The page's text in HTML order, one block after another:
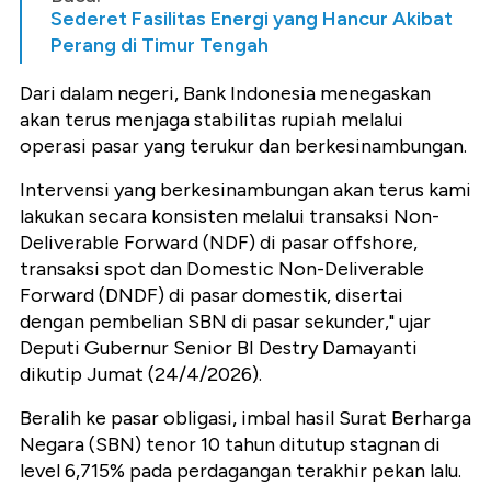
Sederet Fasilitas Energi yang Hancur Akibat
Perang di Timur Tengah
Dari dalam negeri, Bank Indonesia menegaskan
akan terus menjaga stabilitas rupiah melalui
operasi pasar yang terukur dan berkesinambungan.
Intervensi yang berkesinambungan akan terus kami
lakukan secara konsisten melalui transaksi Non-
Deliverable Forward (NDF) di pasar offshore,
transaksi spot dan Domestic Non-Deliverable
Forward (DNDF) di pasar domestik, disertai
dengan pembelian SBN di pasar sekunder," ujar
Deputi Gubernur Senior BI Destry Damayanti
dikutip Jumat (24/4/2026).
Beralih ke pasar obligasi, imbal hasil Surat Berharga
Negara (SBN) tenor 10 tahun ditutup stagnan di
level 6,715% pada perdagangan terakhir pekan lalu.